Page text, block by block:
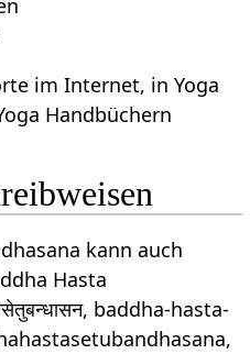
im Internet, in Yoga
Handbüchern
kann auch
Hasta
baddha-hasta-